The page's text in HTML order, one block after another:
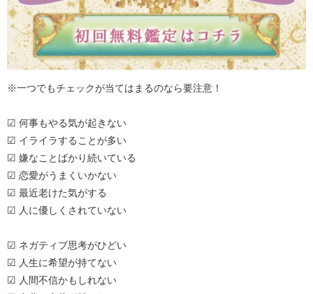
※一つでもチェックが当てはまるのなら要注意！
☑ 何事もやる気が起きない
☑ イライラすることが多い
☑ 嫌なことばかり続いている
☑ 恋愛がうまくいかない
☑ 最近老けた気がする
☑ 人に優しくされていない
☑ ネガティブ思考がひどい
☑ 人生に希望が持てない
☑ 人間不信かもしれない